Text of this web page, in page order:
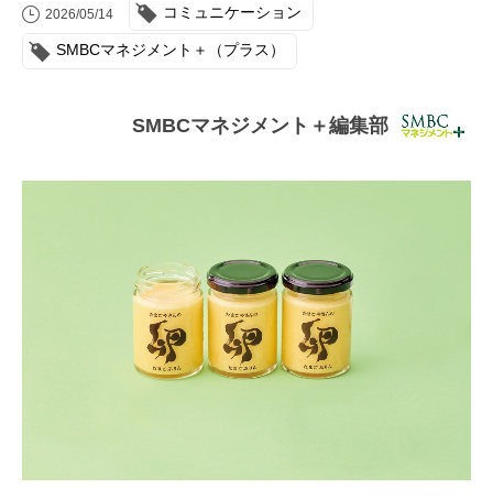
インタビュー・レポート
イベント・セミナー
運営会社
2026/05/14 コミュニケーション
SMBCマネジメント＋（プラス）
SMBCマネジメント＋編集部